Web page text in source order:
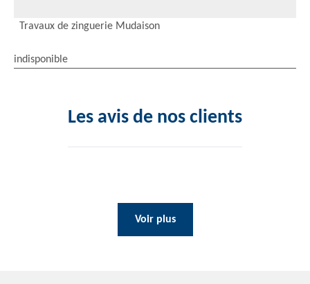
Travaux de zinguerie Mudaison
indisponible
Les avis de nos clients
Voir plus